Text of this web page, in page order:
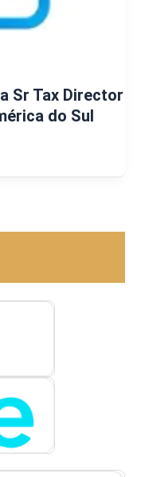
Sr Tax Director
do Sul